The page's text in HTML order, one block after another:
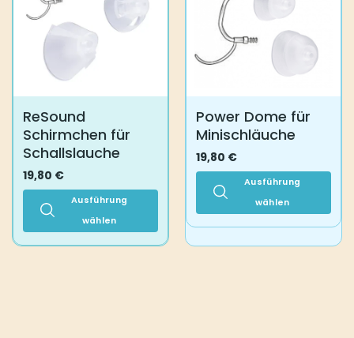
Die
Optionen
Produktseite
gewählt
werden
Optionen
können
der
gewählt
werden
ReSound
Schirmchen für
Schallslauche
19,80 €
Ausführung
wählen
Power Dome für
Minischläuche
19,80 €
Ausführung
wählen